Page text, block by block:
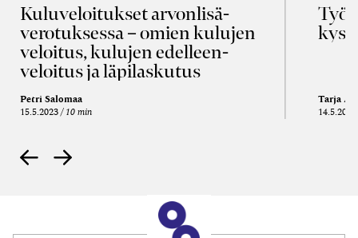
Kulu­veloitukset arvon­lisä­
verotuksessa – omien kulujen
veloitus, kulujen edelleen­
veloitus ja läpi­laskutus
Petri Salomaa
15.5.2023 10 min
Tarja
14.5.2021